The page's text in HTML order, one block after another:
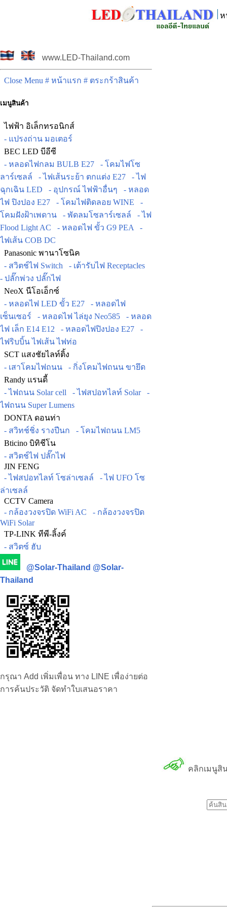
ห
www.LED-Thailand.com
Close Menu # หน้าแรก # ตระกร้าสินค้า
เมนูสินค้า
ไฟฟ้า อิเล็กทรอนิกส์
- แปรงถ่าน มอเตอร์
BEC LED บีอีซี
- หลอดไฟกลม BULB E27
- โคมไฟโซ
ลาร์เซลล์
- ไฟเส้นระย้า ตกแต่ง E27
- ไฟ
ฉุกเฉิน LED
- อุปกรณ์ ไฟฟ้าอื่นๆ
- หลอด
ไฟ ปิงปอง E27
- โคมไฟติดลอย WINE
-
โคมฝังฝ้าเพดาน
- พัดลมโซลาร์เซลล์
- ไฟ
Flood Light AC
- หลอดไฟ ขั้ว G9 PEA
-
ไฟเส้น COB DC
Panasonic พานาโซนิค
- สวิตช์ไฟ Switch
- เต้ารับไฟ Receptacles
- ปลั๊กพ่วง ปลั๊กไฟ
NeoX นีโอเอ็กซ์
- หลอดไฟ LED ขั้ว E27
- หลอดไฟ
เซ็นเซอร์
- หลอดไฟ ไล่ยุง Neo585
- หลอด
ไฟ เล็ก E14 E12
- หลอดไฟปิงปอง E27
-
ไฟริบบิ้น ไฟเส้น ไฟท่อ
SCT แสงชัยไลท์ติ้ง
- เสาโคมไฟถนน
- กิ่งโคมไฟถนน ขายึด
Randy แรนดี้
- ไฟถนน Solar cell
- ไฟสปอทไลท์ Solar
-
ไฟถนน Super Lumens
DONTA ดอนท่า
- สวิทช์ชิ่ง รางปีนก
- โคมไฟถนน LM5
Bticino บิทิชีโน
- สวิตช์ไฟ ปลั๊กไฟ
JIN FENG
- ไฟสปอทไลท์ โซล่าเซลล์
- ไฟ UFO โซ
ล่าเซลล์
CCTV Camera
- กล้องวงจรปิด WiFi AC
- กล้องวงจรปิด
WiFi Solar
TP-LINK ทีพี-ลิ้งค์
- สวิตซ์ ฮับ
@Solar-Thailand @Solar-
Thailand
กรุณา Add เพิ่มเพื่อน ทาง LINE เพื่อง่ายต่อ
การค้นประวัติ จัดทำใบเสนอราคา
คลิกเมนูสิ